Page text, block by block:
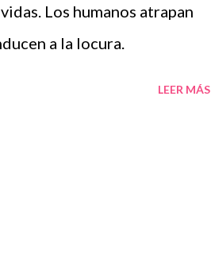
Los humanos atrapan
a la locura.
LEER MÁS